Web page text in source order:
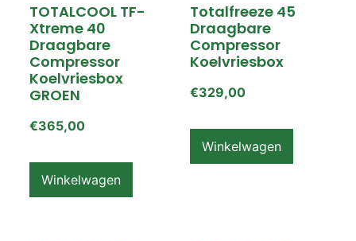
TOTALCOOL TF-
Xtreme 40
Draagbare
Compressor
Koelvriesbox
GROEN
€365,00
Winkelwagen
Totalfreeze 45
Draagbare
Compressor
Koelvriesbox
€329,00
Winkelwagen